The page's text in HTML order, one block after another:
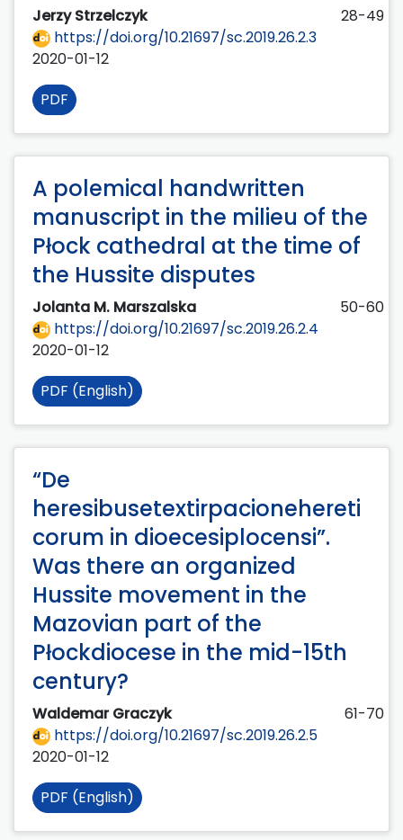
Jerzy Strzelczyk
28-49
https://doi.org/10.21697/sc.2019.26.2.3
2020-01-12
PDF
A polemical handwritten
manuscript in the milieu of the
Płock cathedral at the time of
the Hussite disputes
Jolanta M. Marszalska
50-60
https://doi.org/10.21697/sc.2019.26.2.4
2020-01-12
PDF (English)
“De
heresibusetextirpacionehereti
corum in dioecesiplocensi”.
Was there an organized
Hussite movement in the
Mazovian part of the
Płockdiocese in the mid-15th
century?
Waldemar Graczyk
61-70
https://doi.org/10.21697/sc.2019.26.2.5
2020-01-12
PDF (English)